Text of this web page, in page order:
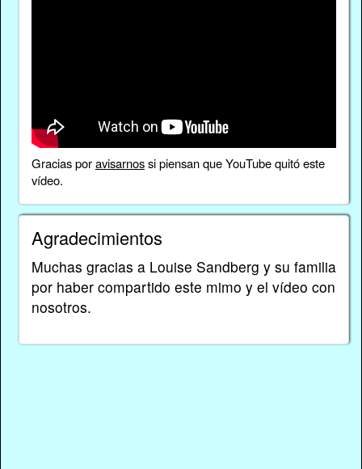
Gracias poravisarnossi piensan que YouTube quitó este
vídeo.
Agradecimientos
Muchas gracias a Louise Sandberg y su familia
por haber compartido este mimo y el vídeo con
nosotros.